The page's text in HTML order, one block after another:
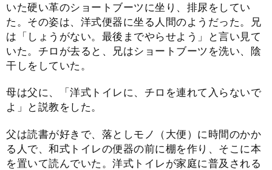
いた硬い革のショートブーツに坐り、排尿をしてい
た。その姿は、洋式便器に坐る人間のようだった。兄
は「しょうがない。最後までやらせよう」と言い見て
いた。チロが去ると、兄はショートブーツを洗い、陰
干しをしていた。
母は父に、「洋式トイレに、チロを連れて入らないで
よ」と説教をした。
父は読書が好きで、落としモノ（大便）に時間のかか
る人で、和式トイレの便器の前に棚を作り、そこに本
を置いて読んでいた。洋式トイレが家庭に普及される